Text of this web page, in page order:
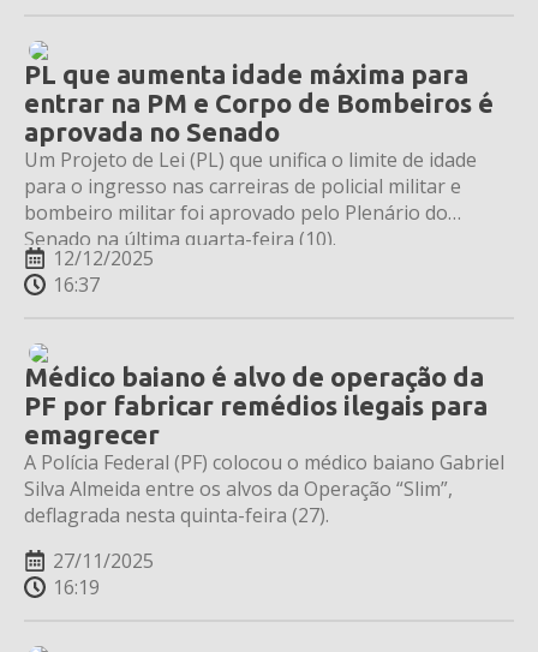
PL que aumenta idade máxima para
entrar na PM e Corpo de Bombeiros é
aprovada no Senado
Um Projeto de Lei (PL) que unifica o limite de idade
para o ingresso nas carreiras de policial militar e
bombeiro militar foi aprovado pelo Plenário do
Senado na última quarta-feira (10).
12/12/2025
16:37
Médico baiano é alvo de operação da
PF por fabricar remédios ilegais para
emagrecer
A Polícia Federal (PF) colocou o médico baiano Gabriel
Silva Almeida entre os alvos da Operação “Slim”,
deflagrada nesta quinta-feira (27).
27/11/2025
16:19